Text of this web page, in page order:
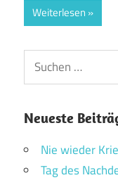
Weiterlesen
Suchen
nach:
Neueste
Nie wieder
Tag des